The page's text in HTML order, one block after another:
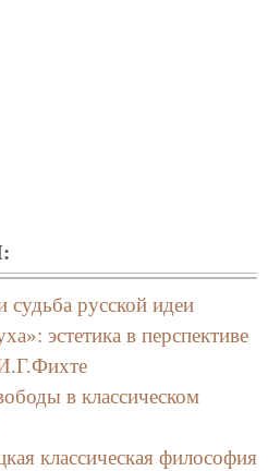
русской идеи
эстетика в перспективе
в классическом
классическая философия